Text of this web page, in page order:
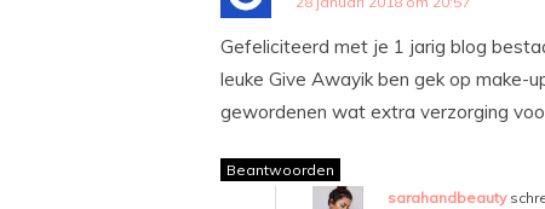
Gefeliciteerd met je 1 jarig blog
leuke Give Awayik ben gek op make-
gewordenen wat extra verzorging
Beantwoorden
sarahandbeauty